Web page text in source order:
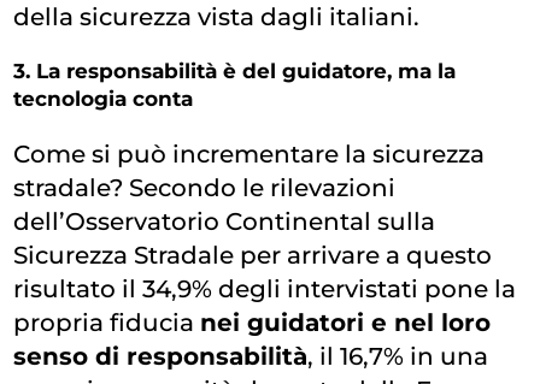
della sicurezza vista dagli italiani.
3. La responsabilità è del guidatore, ma la
tecnologia conta
Come si può incrementare la sicurezza
stradale? Secondo le rilevazioni
dell’Osservatorio Continental sulla
Sicurezza Stradale per arrivare a questo
risultato il 34,9% degli intervistati pone la
propria fiducia nei guidatori e nel loro
senso di responsabilità, il 16,7% in una